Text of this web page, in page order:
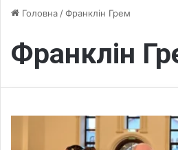
Головна /Франклін Грем
Франклін